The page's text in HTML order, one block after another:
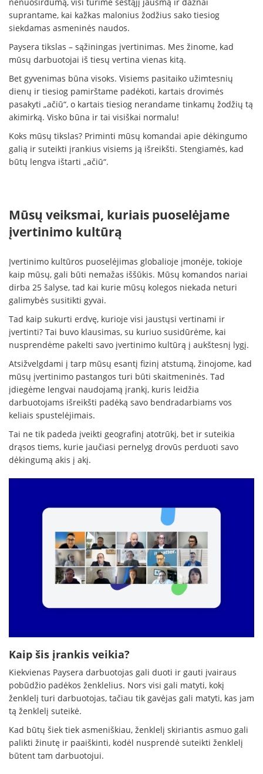
suprantame, kai kažkas malonius žodžius sako tiesiog
siekdamas asmeninės naudos.
Paysera tikslas – sąžiningas įvertinimas. Mes žinome, kad
mūsų darbuotojai iš tiesų vertina vienas kitą.
Bet gyvenimas būna visoks. Visiems pasitaiko užimtesnių
dienų ir tiesiog pamirštame padėkoti, kartais drovimės
pasakyti „ačiū“, o kartais tiesiog nerandame tinkamų žodžių tą
akimirką. Visko būna ir tai visiškai normalu!
Koks mūsų tikslas? Priminti mūsų komandai apie dėkingumo
galią ir suteikti įrankius visiems ją išreikšti. Stengiamės, kad
būtų lengva ištarti „ačiū“.
Mūsų veiksmai, kuriais puoselėjame
įvertinimo kultūrą
Įvertinimo kultūros puoselėjimas globalioje įmonėje, tokioje
kaip mūsų, gali būti nemažas iššūkis. Mūsų komandos nariai
dirba 25 šalyse, tad kai kurie mūsų kolegos niekada neturi
galimybės susitikti gyvai.
Tad kaip sukurti erdvę, kurioje visi jaustųsi vertinami ir
įvertinti? Tai buvo klausimas, su kuriuo susidūrėme, kai
nusprendėme pakelti savo įvertinimo kultūrą į aukštesnį lygį.
Atsižvelgdami į tarp mūsų esantį fizinį atstumą, žinojome, kad
mūsų įvertinimo pastangos turi būti skaitmeninės. Tad
įdiegėme lengvai naudojamą įrankį, kuris leidžia
darbuotojams išreikšti padėką savo bendradarbiams vos
keliais spustelėjimais.
Tai ne tik padeda įveikti geografinį atotrūkį, bet ir suteikia
drąsos tiems, kurie jaučiasi pernelyg drovūs perduoti savo
dėkingumą akis į akį.
Kaip šis įrankis veikia?
Kiekvienas Paysera darbuotojas gali duoti ir gauti įvairaus
pobūdžio padėkos ženklelius. Nors visi gali matyti, kokį
ženklelį turi darbuotojas, tačiau tik gavėjas gali matyti, kas jam
tą ženklelį suteikė.
Kad būtų šiek tiek asmeniškiau, ženklelį skiriantis asmuo gali
palikti žinutę ir paaiškinti, kodėl nusprendė suteikti ženklelį
būtent tam darbuotojui.